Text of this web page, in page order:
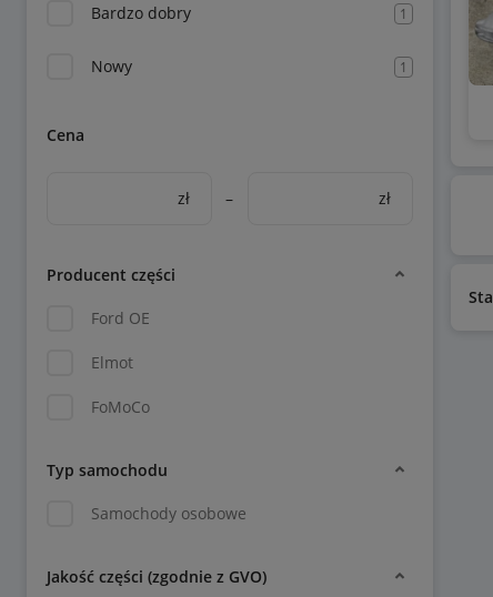
Bardzo dobry 1
Nowy 1
Cena
zł – zł
Producent części
Ford OE
Elmot
FoMoCo
Typ samochodu
Samochody osobowe
Jakość części (zgodnie z GVO)